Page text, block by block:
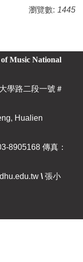
瀏覽數: 1445
Music National
學路二段一號＃
Hualien
8905168 傳真：
\ 張小